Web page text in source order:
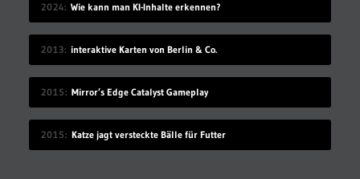
2024 Wie kann man KI-Inhalte erkennen?
2013 interaktive Karten von Berlin & Co.
2015 Mirror’s Edge Catalyst Gameplay
2015 Katze jagt versteckte Bälle für Futter